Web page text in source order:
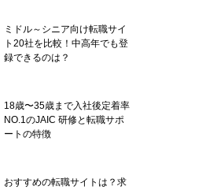
ミドル～シニア向け転職サイ
ト20社を比較！中高年でも登
録できるのは？
18歳〜35歳まで入社後定着率
NO.1のJAIC 研修と転職サポ
ートの特徴
おすすめの転職サイトは？求